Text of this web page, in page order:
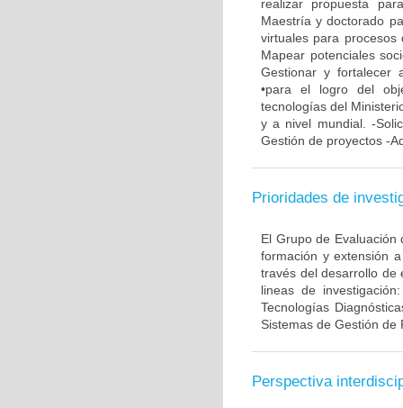
realizar propuesta
Maestría y doctorado
virtuales para procesos
Mapear potenciales
Gestionar y fortalecer
•para el logro del
tecnologías del
y a nivel mundial. -
Gestión de proyectos -
Prioridades de
El Grupo de Evaluación
formación y extensión
través del desarrollo de
lineas de
Tecnologías
Sistemas de Gestión de
Perspectiva